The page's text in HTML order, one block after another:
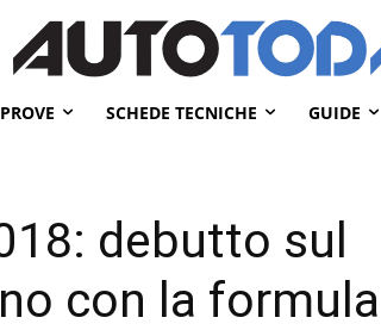
PROVE SCHEDE TECNICHE GUIDE
debutto sul
con la